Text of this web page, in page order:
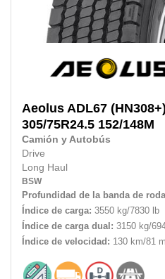
Aeolus ADL67 (HN308+)
305/75R24.5 152/148M
Camión y Autobús
Drive
Long Haul
BSW
Profundidad de la banda de
Índice de carga: 3550 kg/7830 lb
Índice de carga dual: 3150 kg/
Índice de velocidad: 130 km/81